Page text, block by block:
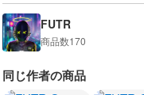
FUTR
商品数170
同じ作者の商品